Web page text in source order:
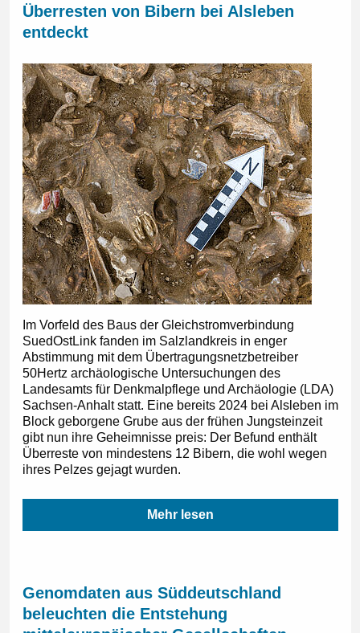
Überresten von Bibern bei Alsleben
entdeckt
Im Vorfeld des Baus der Gleichstromverbindung
SuedOstLink fanden im Salzlandkreis in enger
Abstimmung mit dem Übertragungsnetzbetreiber
50Hertz archäologische Untersuchungen des
Landesamts für Denkmalpflege und Archäologie (LDA)
Sachsen-Anhalt statt. Eine bereits 2024 bei Alsleben im
Block geborgene Grube aus der frühen Jungsteinzeit
gibt nun ihre Geheimnisse preis: Der Befund enthält
Überreste von mindestens 12 Bibern, die wohl wegen
ihres Pelzes gejagt wurden.
Mehr lesen
Genomdaten aus Süddeutschland
beleuchten die Entstehung